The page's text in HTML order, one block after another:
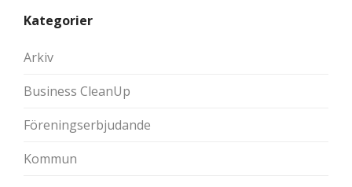
Kategorier
Arkiv
Business CleanUp
Föreningserbjudande
Kommun